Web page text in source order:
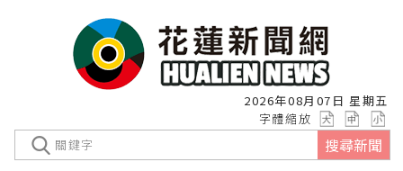
2026年08月07日 星期五
字體縮放
搜尋新聞